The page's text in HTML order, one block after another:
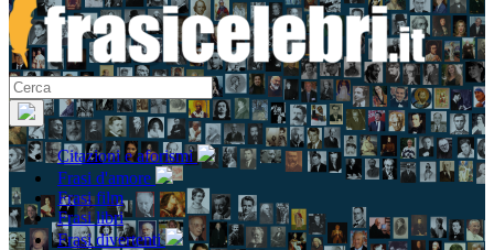
Citazioni e aforismi
Frasi d'amore
Frasi film
Frasi libri
Frasi divertenti